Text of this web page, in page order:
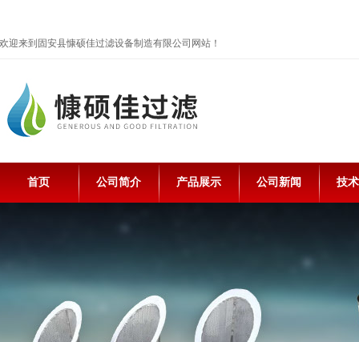
欢迎来到固安县慷硕佳过滤设备制造有限公司网站！
首页 公司简介 产品展示 公司新闻 技